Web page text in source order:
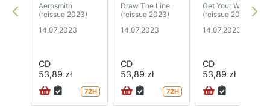
Aerosmith
(reissue 2023)
14.07.2023
CD
53,89 zł
72H
Draw The Line
(reissue 2023)
14.07.2023
CD
53,89 zł
72H
Get Your Wings
(reissue 2023)
14.07.2023
CD
53,89 zł